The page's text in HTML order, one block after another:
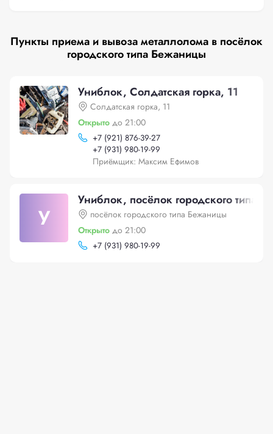
Пункты приема и вывоза металлолома в посёлок
городского типа Бежаницы
Униблок, Солдатская горка, 11
Солдатская горка, 11
Открыто до 21:00
+7 (921) 876-39-27
+7 (931) 980-19-99
Приёмщик: Максим Ефимов
У
Униблок, посёлок городского типа
посёлок городского типа Бежаницы
Открыто до 21:00
+7 (931) 980-19-99